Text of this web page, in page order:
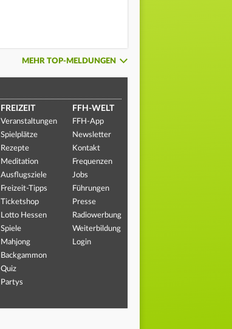
MEHR TOP-MELDUNGEN
FREIZEIT
Veranstaltungen
Spielplätze
Rezepte
Meditation
Ausflugsziele
Freizeit-Tipps
Ticketshop
Lotto Hessen
Spiele
Mahjong
Backgammon
Quiz
Partys
FFH-WELT
FFH-App
Newsletter
Kontakt
Frequenzen
Jobs
Führungen
Presse
Radiowerbung
Weiterbildung
Login